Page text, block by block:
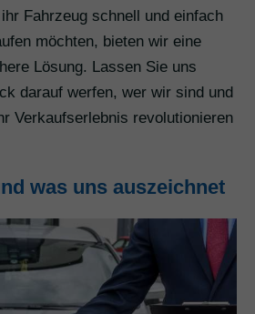
Fahrzeug schnell und einfach
möchten, bieten wir eine
Lösung. Lassen Sie uns
darauf werfen, wer wir sind und
Verkaufserlebnis revolutionieren
was uns auszeichnet